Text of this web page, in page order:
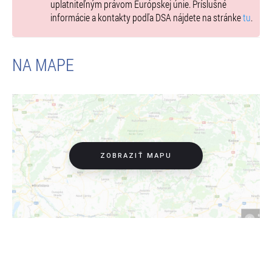
hodinu pred predstavením v pokladni divadla.
uplatniteľným právom Európskej únie. Príslušné
informácie a kontakty podľa DSA nájdete na stránketu.
NA MAPE
ZOBRAZIŤ MAPU